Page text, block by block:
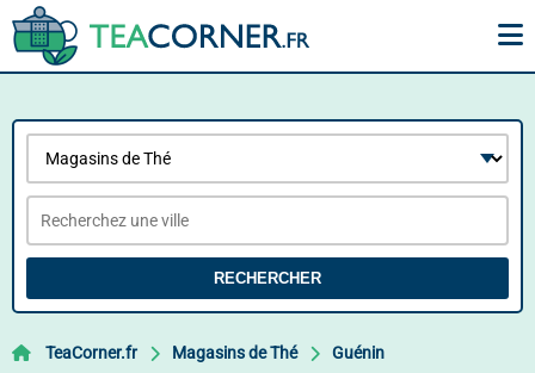
RECHERCHER
TeaCorner.fr Magasins de Thé Guénin